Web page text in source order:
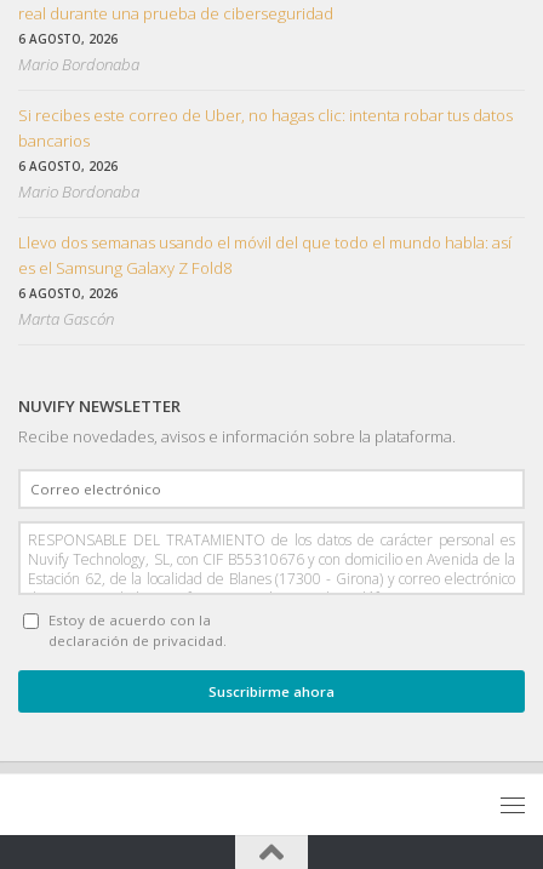
real durante una prueba de ciberseguridad
6 AGOSTO, 2026
Mario Bordonaba
Si recibes este correo de Uber, no hagas clic: intenta robar tus datos
bancarios
6 AGOSTO, 2026
Mario Bordonaba
Llevo dos semanas usando el móvil del que todo el mundo habla: así
es el Samsung Galaxy Z Fold8
6 AGOSTO, 2026
Marta Gascón
NUVIFY NEWSLETTER
Recibe novedades, avisos e información sobre la plataforma.
RESPONSABLE DEL TRATAMIENTO de los datos de carácter personal es
Nuvify Technology, SL, con CIF B55310676 y con domicilio en Avenida de la
Estación 62, de la localidad de Blanes (17300 - Girona) y correo electrónico
de contacto hola@nuvify.com y número de teléfono 872 098 222.
FINALIDAD: Nuvify informa al interesado que sus datos serán tratados para
su recogida, conservación y utilización con la finalidad de gestionar las
comunicaciones comerciales, envío de publicidad y Newsletter, así como
gestionar los datos de los usuarios que se pongan en contacto con Nuvify
para solicitar información de sus productos y servicios. COMUNICACIÓN:
De la misma manera, se informa al usuario que los datos que Nuvify haya
para los que han sido recabados. CONSERVACIÓN DE DATOS: Los datos de
necesarios o pertinentes para la finalidad por los que fueron recabados o
registrados en nuestros ficheros. Posteriormente, los datos de carácter
personal que cumplan esta condición, serán suprimidos, a no ser que haya
Estoy de acuerdo con la
declaración de privacidad.